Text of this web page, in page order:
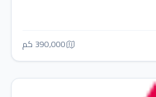
390,000 كم